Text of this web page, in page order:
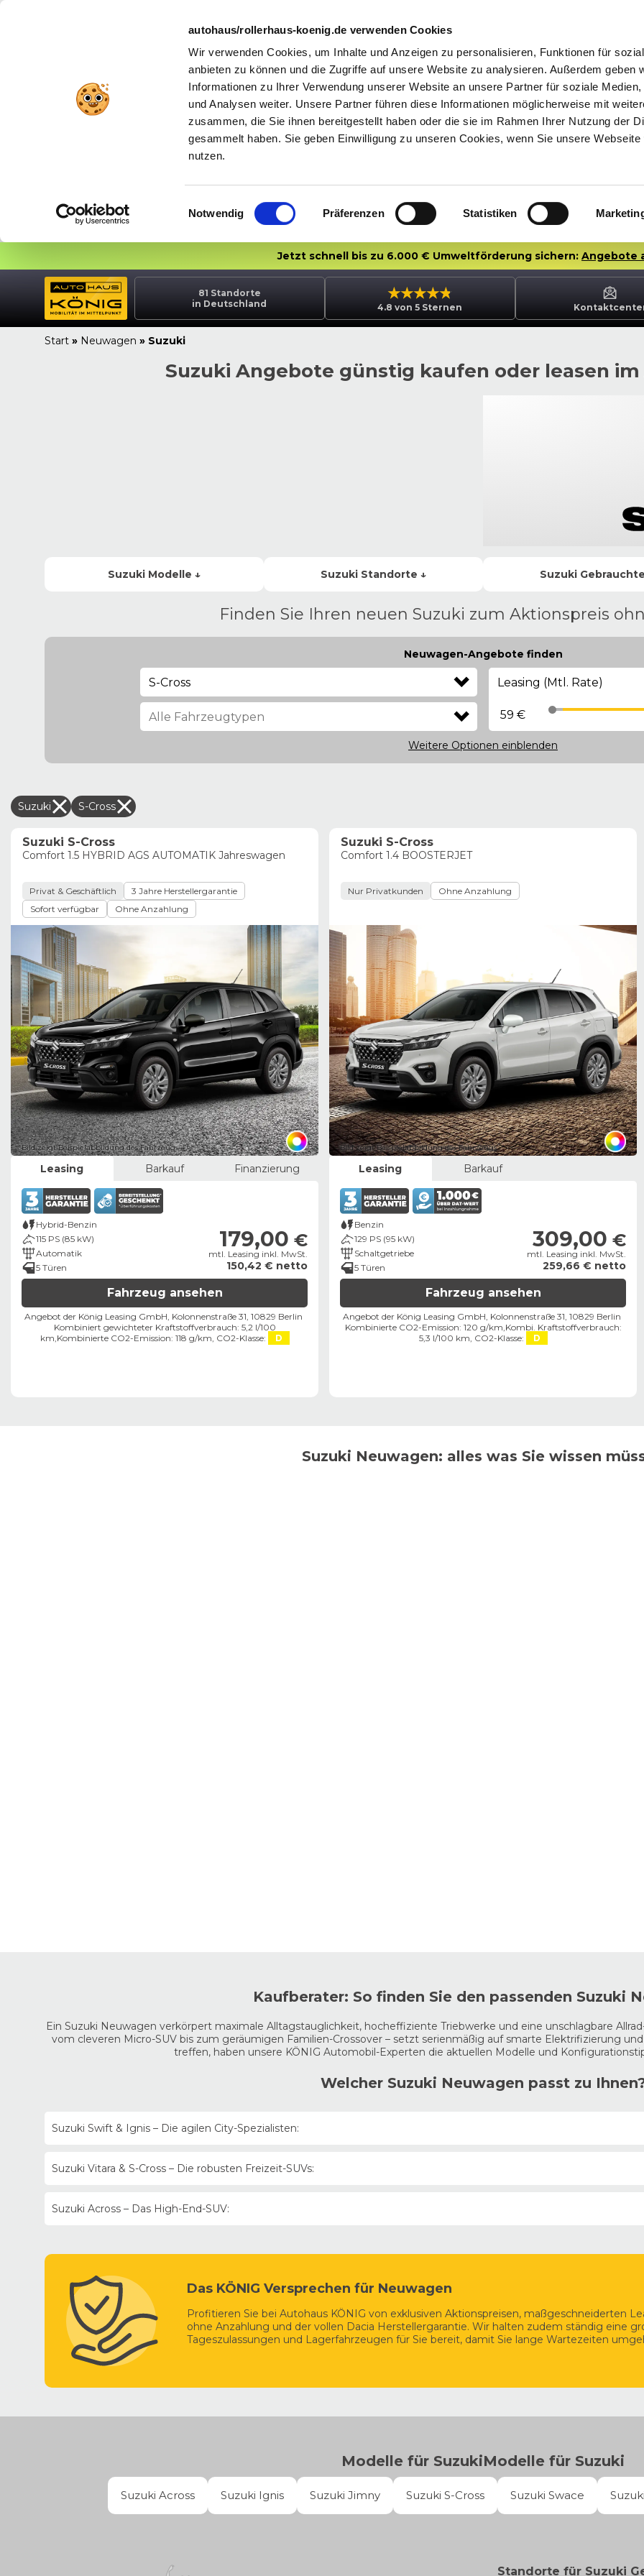
autohaus/rollerhaus-koenig.de verwenden Cookies
Wir verwenden Cookies, um Inhalte und Anzeigen zu personalisieren, Funktionen für
anbieten zu können und die Zugriffe auf unsere Website zu analysieren. Außerdem geben
Informationen zu Ihrer Verwendung unserer Website an unsere Partner für soziale Medien,
und Analysen weiter. Unsere Partner führen diese Informationen möglicherweise mit
zusammen, die Sie ihnen bereitgestellt haben oder die sie im Rahmen Ihrer Nutzung der
gesammelt haben. Sie geben Einwilligung zu unseren Cookies, wenn Sie unsere Webseite
nutzen.
Einwilligungsauswahl
Notwendig Präferenzen Statistiken
Jetzt schnell bis zu 6.000 € Umweltförderung sichern: Angebote
81 Standorte
in Deutschland
4.8 von 5 Sternen
Start » Neuwagen » Suzuki
Suzuki Angebote günstig kaufen oder leasen
Suzuki Modelle ↓ Suzuki Standorte ↓ Suzuki Gebrauchte
Finden Sie Ihren neuen Suzuki zum Aktionspreis
Neuwagen-Angebote finden
S-Cross
59 €
Weitere Optionen einblenden
Suzuki S-Cross
Suzuki S-Cross
Comfort 1.5 HYBRID AGS AUTOMATIK Jahreswagen
Privat & Geschäftlich
3 Jahre Herstellergarantie
Sofort verfügbar
Ohne Anzahlung
Bild zeigt Beispielabbildung des Fahrzeugs
Leasing Barkauf Finanzierung
Hybrid-Benzin
115 PS (85 kW)
Automatik
5 Türen
179,00 €
mtl. Leasing inkl. MwSt.
150,42 € netto
Fahrzeug ansehen
Angebot der König Leasing GmbH, Kolonnenstraße 31, 10829 Berlin ​
Kombiniert gewichteter Kraftstoffverbrauch: 5,2 l/100
km, Kombinierte CO2-Emission: 118 g/km, CO2-Klasse: D
Suzuki S-Cross
Comfort 1.4 BOOSTERJET
Nur Privatkunden Ohne Anzahlung
Bild zeigt Beispielabbildung des Fahrzeugs
Leasing Barkauf
Benzin
129 PS (95 kW)
Schaltgetriebe
5 Türen
309,00 €
mtl. Leasing inkl. MwSt.
259,66 € netto
Fahrzeug ansehen
Angebot der König Leasing GmbH, Kolonnenstraße 31, 10829 Berlin ​
Kombinierte CO2-Emission: 120 g/km, Kombi. Kraftstoffverbrauch:
5,3 l/100 km, CO2-Klasse: D
Suzuki Neuwagen: alles was Sie wissen
Kaufberater: So finden Sie den passenden Suzuki
Ein Suzuki Neuwagen verkörpert maximale Alltagstauglichkeit, hocheffiziente Triebwerke und eine unschlagbare
vom cleveren Micro-SUV bis zum geräumigen Familien-Crossover – setzt serienmäßig auf smarte Elektrifizierung
treffen, haben unsere KÖNIG Automobil-Experten die aktuellen Modelle und
Welcher Suzuki Neuwagen passt zu
Suzuki Swift & Ignis – Die agilen City-Spezialisten:
Suzuki Vitara & S-Cross – Die robusten Freizeit-SUVs:
Suzuki Across – Das High-End-SUV:
Konfigurations-Tipp:
Reichweite von bis zu 75 km für das tägliche emissionsfreie Pendeln.
Das KÖNIG Versprechen für Neuwagen
Profitieren Sie bei Autohaus KÖNIG von exklusiven Aktionspreisen, maßgeschneiderten
ohne Anzahlung und der vollen Dacia Herstellergarantie. Wir halten zudem ständig eine
Tageszulassungen und Lagerfahrzeugen für Sie bereit, damit Sie lange Wartezeiten
Modelle für SuzukiModelle für Suzuki
Suzuki Across Suzuki Ignis Suzuki Jimny Suzuki S-Cross Suzuki Swace
Standorte für Suzuki